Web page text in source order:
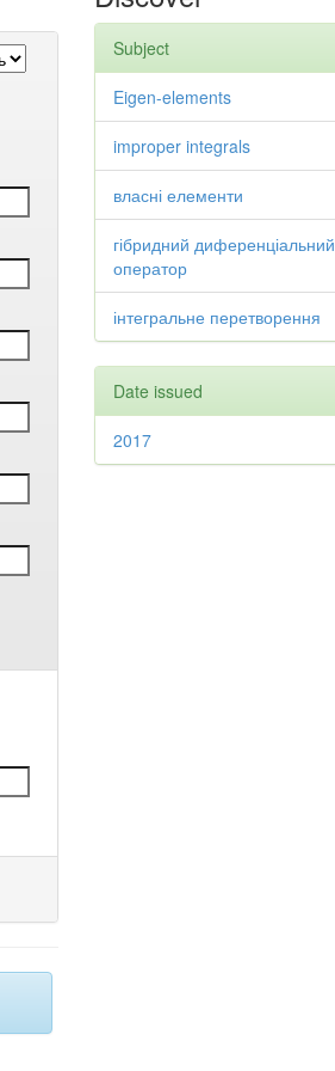
Subject
Eigen-elements
improper integrals
власні елементи
гібридний диференціальний
оператор
інтегральне перетворення
Date issued
2017